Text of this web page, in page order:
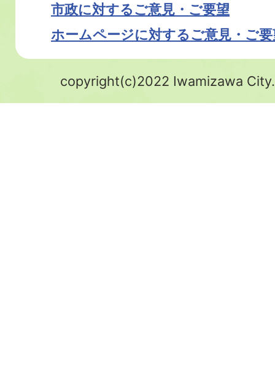
市政に対するご意見・ご要望
ホームページに対するご意見・ご
copyright(c)2022 Iwamizawa